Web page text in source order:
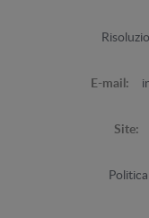
E-mail:
Site: